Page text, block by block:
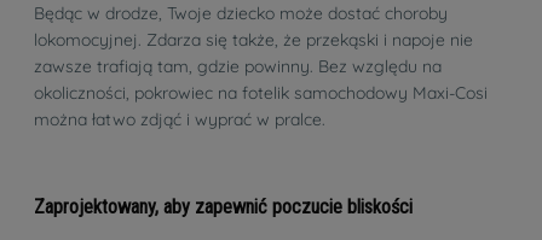
Będąc w drodze, Twoje dziecko może dostać choroby
lokomocyjnej. Zdarza się także, że przekąski i napoje nie
zawsze trafiają tam, gdzie powinny. Bez względu na
okoliczności, pokrowiec na fotelik samochodowy Maxi-Cosi
można łatwo zdjąć i wyprać w pralce.
Zaprojektowany, aby zapewnić poczucie bliskości